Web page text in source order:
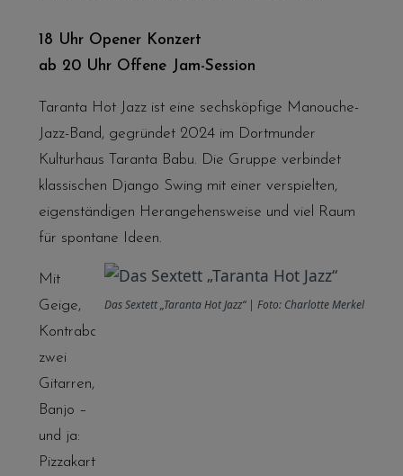
18 Uhr Opener Konzert
ab 20 Uhr Offene Jam-Session
Taranta Hot Jazz ist eine sechsköpfige Manouche-
Jazz-Band, gegründet 2024 im Dortmunder
Kulturhaus Taranta Babu. Die Gruppe verbindet
klassischen Django Swing mit einer verspielten,
eigenständigen Herangehensweise und viel Raum
für spontane Ideen.
Das Sextett „Taranta Hot Jazz“ | Foto: Charlotte Merkel
Mit
Geige,
Kontrabass,
zwei
Gitarren,
Banjo –
und ja:
Pizzakarton